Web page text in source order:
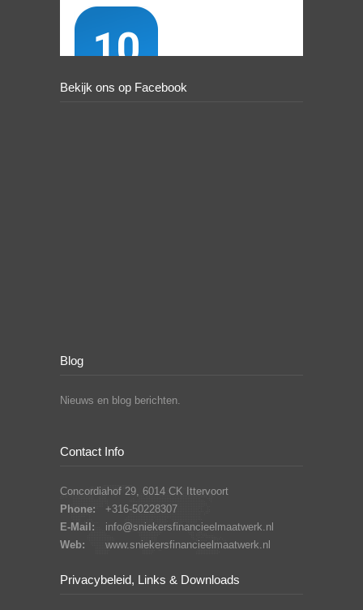
Bekijk ons op Facebook
Blog
Nieuws en blog berichten.
Contact Info
Concordiahof 29, 6014 CK Ittervoort
Phone:
+316-50228307
E-Mail:
info@sniekersfinancieelmaatwerk.nl
Web:
www.sniekersfinancieelmaatwerk.nl
Privacybeleid, Links & Downloads